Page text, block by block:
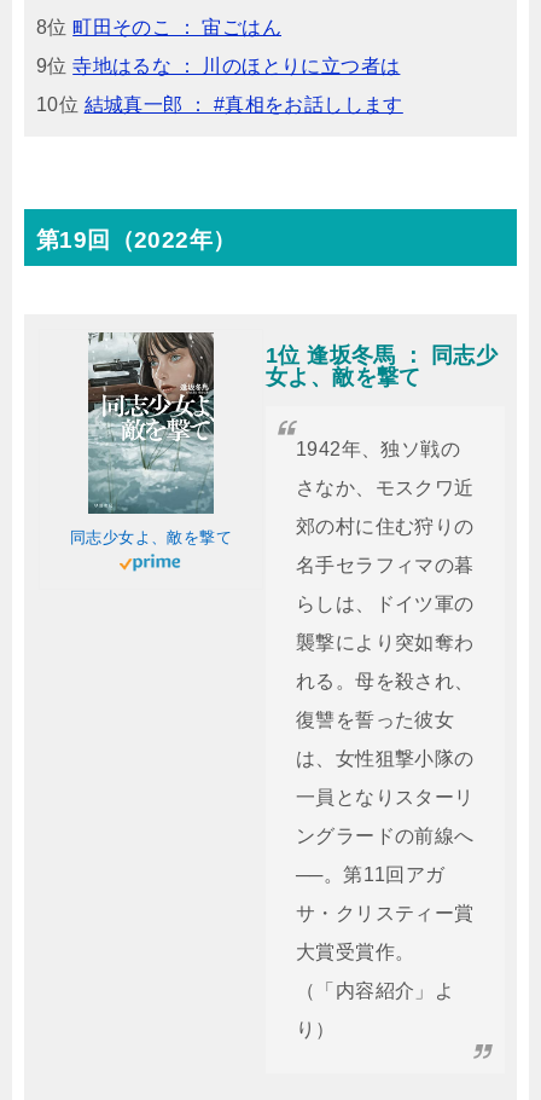
8位町田そのこ ： 宙ごはん
9位寺地はるな ： 川のほとりに立つ者は
10位 結城真一郎 ： #真相をお話しします
第19回（2022年）
同志少女よ、敵を撃て
1位 逢坂冬馬 ： 同志少
女よ、敵を撃て
1942年、独ソ戦の
さなか、モスクワ近
郊の村に住む狩りの
名手セラフィマの暮
らしは、ドイツ軍の
襲撃により突如奪わ
れる。母を殺され、
復讐を誓った彼女
は、女性狙撃小隊の
一員となりスターリ
ングラードの前線へ
──。第11回アガ
サ・クリスティー賞
大賞受賞作。
（「内容紹介」よ
り）